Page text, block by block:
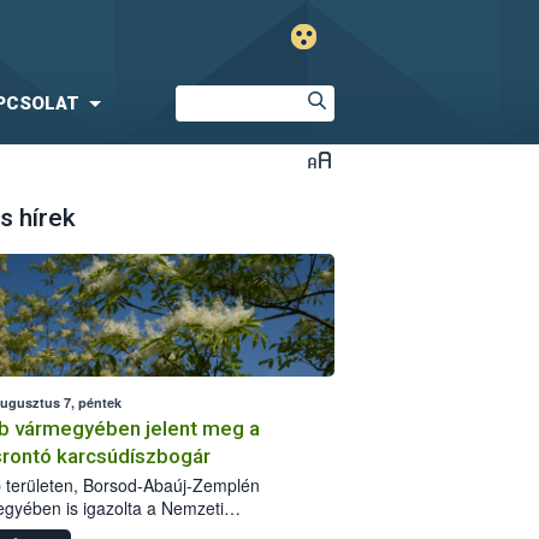
hírek
7, péntek
vármegyében jelent meg a
karcsúdíszbogár
területen, Borsod-Abaúj-Zemplén
is igazolta a Nemzeti
biztonsági Hivatal (Nébih) a